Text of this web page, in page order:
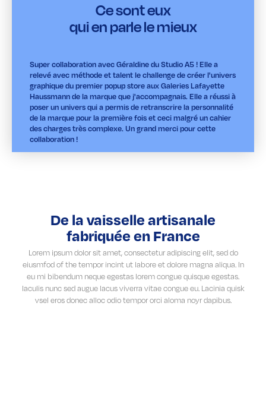
Ce sont eux
qui en parle le mieux
Super collaboration avec Géraldine du Studio A5 ! Elle a
relevé avec méthode et talent le challenge de créer l'univers
graphique du premier popup store aux Galeries Lafayette
Haussmann de la marque que j'accompagnais. Elle a réussi à
poser un univers qui a permis de retranscrire la personnalité
de la marque pour la première fois et ceci malgré un cahier
des charges très complexe. Un grand merci pour cette
collaboration !
De la vaisselle artisanale
fabriquée en France
Lorem ipsum dolor sit amet, consectetur adipiscing elit, sed do
eiusmfod of the tempor incint ut labore et dolore magna aliqua. In
eu mi bibendum neque egestas lorem congue quisque egestas.
Iaculis nunc sed augue lacus viverra vitae congue eu. Lacinia quisk
vsel eros donec alloc odio tempor orci aloma noyr dapibus.